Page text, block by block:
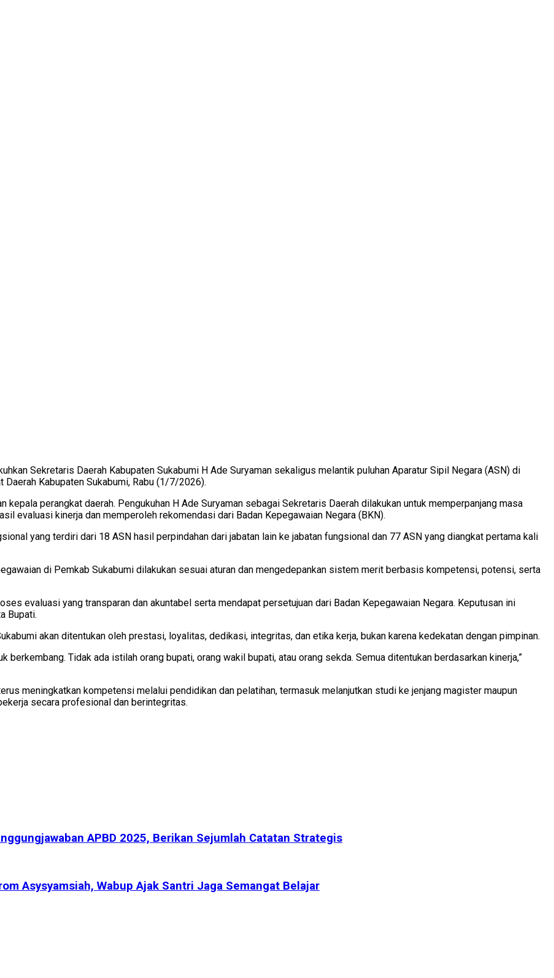
Sekretaris Daerah Kabupaten Sukabumi H Ade Suryaman sekaligus melantik puluhan Aparatur Sipil Negara (ASN) di
Kabupaten Sukabumi, Rabu (1/7/2026).
perangkat daerah. Pengukuhan H Ade Suryaman sebagai Sekretaris Daerah dilakukan untuk memperpanjang masa
evaluasi kinerja dan memperoleh rekomendasi dari Badan Kepegawaian Negara (BKN).
yang terdiri dari 18 ASN hasil perpindahan dari jabatan lain ke jabatan fungsional dan 77 ASN yang diangkat pertama kali
di Pemkab Sukabumi dilakukan sesuai aturan dan mengedepankan sistem merit berbasis kompetensi, potensi, serta
evaluasi yang transparan dan akuntabel serta mendapat persetujuan dari Badan Kepegawaian Negara. Keputusan ini
Bupati.
akan ditentukan oleh prestasi, loyalitas, dedikasi, integritas, dan etika kerja, bukan karena kedekatan dengan pimpinan.
berkembang. Tidak ada istilah orang bupati, orang wakil bupati, atau orang sekda. Semua ditentukan berdasarkan kinerja,”
meningkatkan kompetensi melalui pendidikan dan pelatihan, termasuk melanjutkan studi ke jenjang magister maupun
secara profesional dan berintegritas.
APBD 2025, Berikan Sejumlah Catatan Strategis
Asysyamsiah, Wabup Ajak Santri Jaga Semangat Belajar